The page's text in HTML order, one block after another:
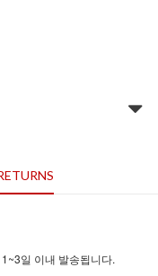
일 이내 발송됩니다.